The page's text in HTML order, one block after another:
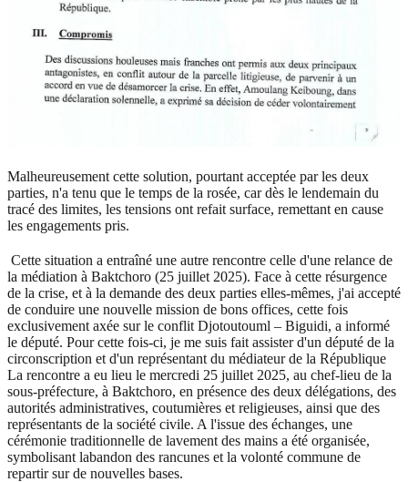
Malheureusement cette solution, pourtant acceptée par les deux
parties, n'a tenu que le temps de la rosée, car dès le lendemain du
tracé des limites, les tensions ont refait surface, remettant en cause
les engagements pris.
Cette situation a entraîné une autre rencontre celle d'une relance de
la médiation à Baktchoro (25 juillet 2025). Face à cette résurgence
de la crise, et à la demande des deux parties elles-mêmes, j'ai accepté
de conduire une nouvelle mission de bons offices, cette fois
exclusivement axée sur le conflit Djotoutouml – Biguidi, a informé
le député. Pour cette fois-ci, je me suis fait assister d'un député de la
circonscription et d'un représentant du médiateur de la République
La rencontre a eu lieu le mercredi 25 juillet 2025, au chef-lieu de la
sous-préfecture, à Baktchoro, en présence des deux délégations, des
autorités administratives, coutumières et religieuses, ainsi que des
représentants de la société civile. A l'issue des échanges, une
cérémonie traditionnelle de lavement des mains a été organisée,
symbolisant labandon des rancunes et la volonté commune de
repartir sur de nouvelles bases.